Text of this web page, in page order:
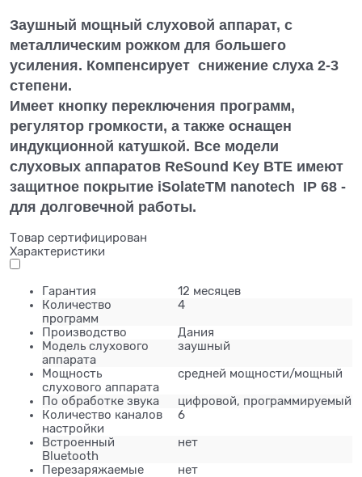
Заушный мощный слуховой аппарат, с
металлическим рожком для большего
усиления. Компенсирует снижение слуха 2-3
степени.
Имеет кнопку переключения программ,
регулятор громкости, а также оснащен
индукционной катушкой. Все модели
слуховых аппаратов ReSound Key BTE имеют
защитное покрытие iSolateTM nanotech IP 68 -
для долговечной работы.
Товар сертифицирован
Характеристики
Гарантия
12 месяцев
Количество
программ
4
Производство
Дания
Модель слухового
аппарата
заушный
Мощность
слухового аппарата
средней мощности/мощный
По обработке звука
цифровой, программируемый
Количество каналов
настройки
6
Встроенный
Bluetooth
нет
Перезаряжаемые
нет